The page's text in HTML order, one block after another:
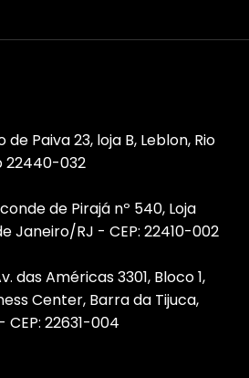
Paiva 23, loja B, Leblon, Rio
22440-032
de Pirajá nº 540, Loja
Janeiro/RJ - CEP: 22410-002
das Américas 3301, Bloco 1,
Center, Barra da Tijuca,
22631-004